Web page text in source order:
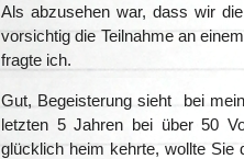
Als abzusehen war, dass wir
vorsichtig die Teilnahme an
fragte ich.
Gut, Begeisterung sieht bei
letzten 5 Jahren bei über 50
glücklich heim kehrte, wollte